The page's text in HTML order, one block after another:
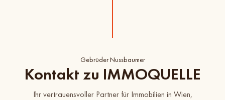
Gebrüder Nussbaumer
Kontakt zu IMMOQUELLE
Ihr vertrauensvoller Partner für Immobilien in Wien,